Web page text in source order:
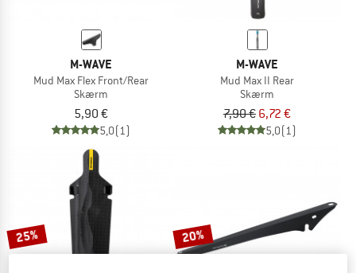
M-WAVE
Mud Max Flex Front/Rear
Skærm
5,90 €
5,0(1)
M-WAVE
Mud Max II Rear
Skærm
7,90 € 6,72 €
5,0(1)
25% 20%